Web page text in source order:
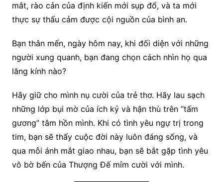
mắt, rào cản của định kiến mới sụp đổ, và ta mới
thực sự thấu cảm được cội nguồn của bình an.
Bạn thân mến, ngày hôm nay, khi đối diện với những
người xung quanh, bạn đang chọn cách nhìn họ qua
lăng kính nào?
Hãy giữ cho mình nụ cười của trẻ thơ. Hãy lau sạch
những lớp bụi mờ của ích kỷ và hận thù trên “tấm
gương” tâm hồn mình. Khi có tình yêu ngự trị trong
tim, bạn sẽ thấy cuộc đời này luôn đáng sống, và
qua mỗi ánh mắt giao nhau, bạn sẽ bắt gặp tình yêu
vô bờ bến của Thượng Đế mỉm cười với mình.